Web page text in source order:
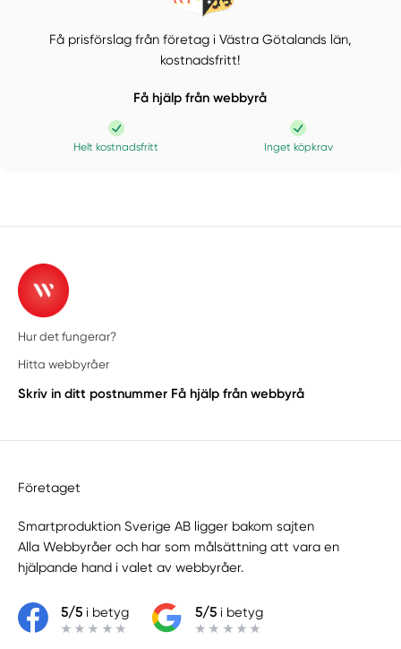
Få prisförslag från företag i Västra Götalands län,
kostnadsfritt!
Få hjälp från webbyrå
Helt kostnadsfritt Inget köpkrav
Hur det fungerar?
Hitta webbyråer
Skriv in ditt postnummer Få hjälp från webbyrå
Företaget
Smartproduktion Sverige AB ligger bakom sajten
Alla Webbyråer och har som målsättning att vara en
hjälpande hand i valet av webbyråer.
5/5i betyg 5/5i betyg